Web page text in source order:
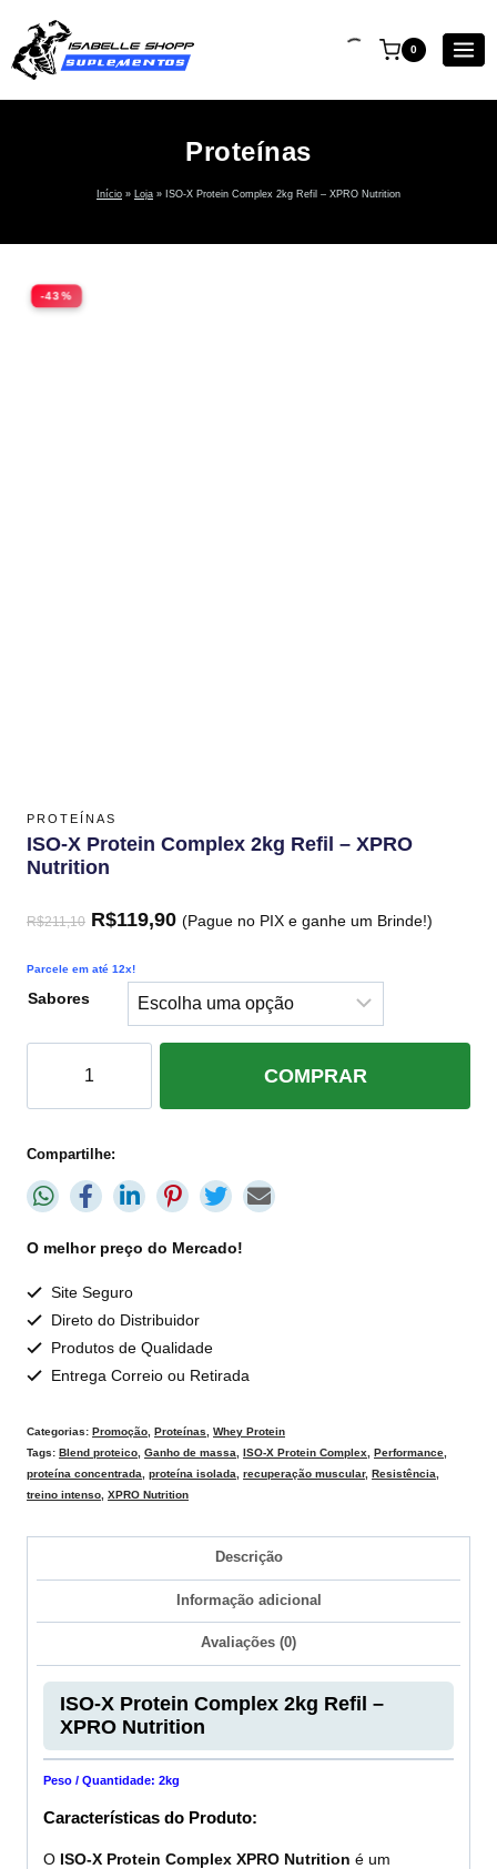
0
Proteínas
Início » Loja » ISO-X Protein Complex 2kg Refil – XPRO Nutrition
-43%
PROTEÍNAS
ISO-X Protein Complex 2kg Refil – XPRO
Nutrition
R$211,10 R$119,90 (Pague no PIX e ganhe um Brinde!)
Parcele em até 12x!
Sabores
COMPRAR
Compartilhe:
O melhor preço do Mercado!
Site Seguro
Direto do Distribuidor
Produtos de Qualidade
Entrega Correio ou Retirada
Categorias: Promoção Proteínas
Whey Protein
Tags: Blend proteico Ganho de massa ISO-X Protein Complex Performance
proteína concentrada
proteína isolada recuperação muscular, Resistência
treino intenso XPRO Nutrition
Descrição
Informação adicional
Avaliações (0)
ISO-X Protein Complex 2kg Refil –
XPRO Nutrition
Peso / Quantidade: 2kg
Características do Produto:
O ISO-X Protein Complex XPRO Nutrition é um